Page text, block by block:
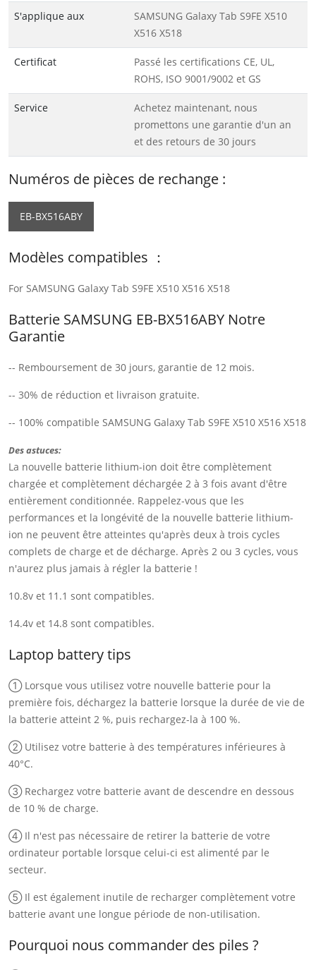
S'applique aux
SAMSUNG Galaxy Tab S9FE X510
X516 X518
Certificat
Passé les certifications CE, UL,
ROHS, ISO 9001/9002 et GS
Service
Achetez maintenant, nous
promettons une garantie d'un an
et des retours de 30 jours
Numéros de pièces de rechange :
EB-BX516ABY
Modèles compatibles ：
For SAMSUNG Galaxy Tab S9FE X510 X516 X518
Batterie SAMSUNG EB-BX516ABY Notre
Garantie
-- Remboursement de 30 jours, garantie de 12 mois.
-- 30% de réduction et livraison gratuite.
-- 100% compatible SAMSUNG Galaxy Tab S9FE X510 X516 X518
Des astuces:
La nouvelle batterie lithium-ion doit être complètement
chargée et complètement déchargée 2 à 3 fois avant d'être
entièrement conditionnée. Rappelez-vous que les
performances et la longévité de la nouvelle batterie lithium-
ion ne peuvent être atteintes qu'après deux à trois cycles
complets de charge et de décharge. Après 2 ou 3 cycles, vous
n'aurez plus jamais à régler la batterie !
10.8v et 11.1 sont compatibles.
14.4v et 14.8 sont compatibles.
Laptop battery tips
① Lorsque vous utilisez votre nouvelle batterie pour la
première fois, déchargez la batterie lorsque la durée de vie de
la batterie atteint 2 %, puis rechargez-la à 100 %.
② Utilisez votre batterie à des températures inférieures à
40°C.
③ Rechargez votre batterie avant de descendre en dessous
de 10 % de charge.
④ Il n'est pas nécessaire de retirer la batterie de votre
ordinateur portable lorsque celui-ci est alimenté par le
secteur.
⑤ Il est également inutile de recharger complètement votre
batterie avant une longue période de non-utilisation.
Pourquoi nous commander des piles ?